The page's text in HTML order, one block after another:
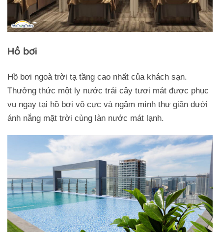
Hồ bơi
Hồ bơi ngoà trời tạ tầng cao nhất của khách sạn.
Thưởng thức một ly nước trái cây tươi mát được phục
vụ ngay tại hồ bơi vô cực và ngâm mình thư giãn dưới
ánh nắng mặt trời cùng làn nước mát lạnh.